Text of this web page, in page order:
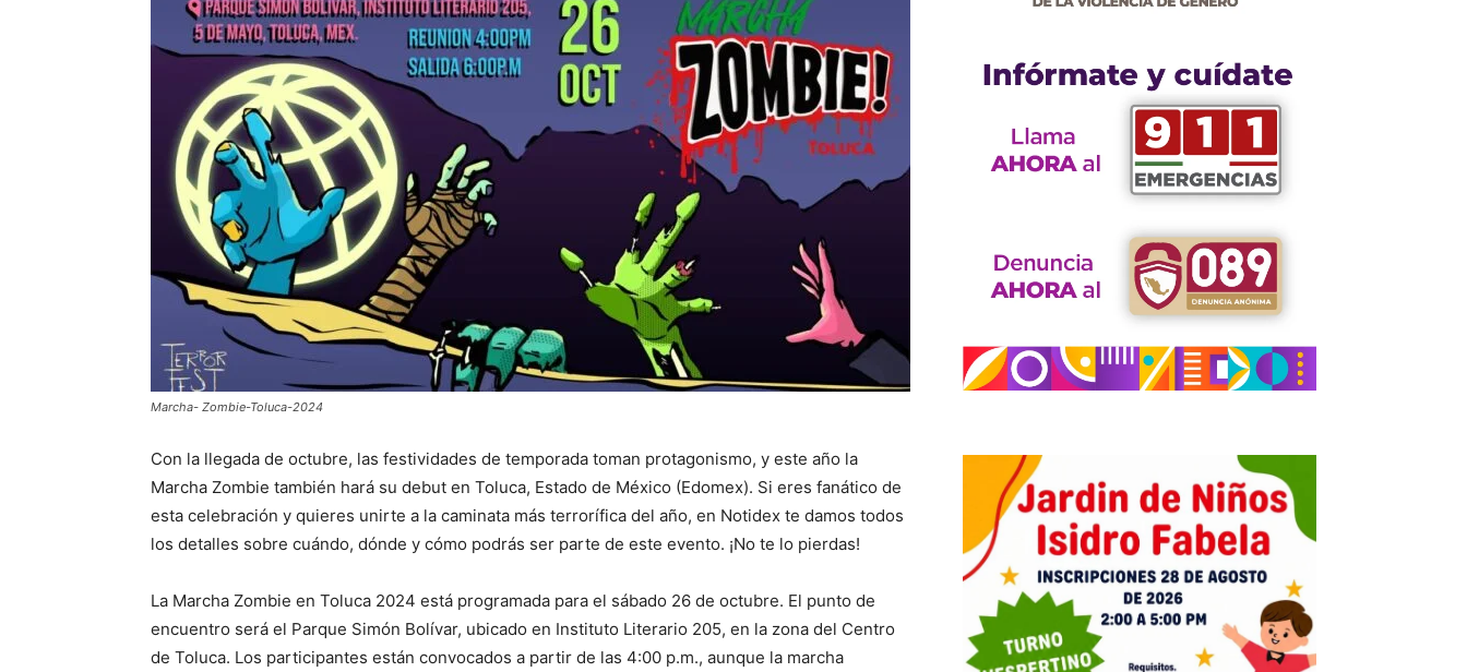
Marcha- Zombie-Toluca-2024
Con la llegada de octubre, las festividades de temporada toman protagonismo, y este año la
Marcha Zombie también hará su debut en Toluca, Estado de México (Edomex). Si eres fanático de
esta celebración y quieres unirte a la caminata más terrorífica del año, en Notidex te damos todos
los detalles sobre cuándo, dónde y cómo podrás ser parte de este evento. ¡No te lo pierdas!
La Marcha Zombie en Toluca 2024 está programada para el sábado 26 de octubre. El punto de
encuentro será el Parque Simón Bolívar, ubicado en Instituto Literario 205, en la zona del Centro
de Toluca. Los participantes están convocados a partir de las 4:00 p.m., aunque la marcha